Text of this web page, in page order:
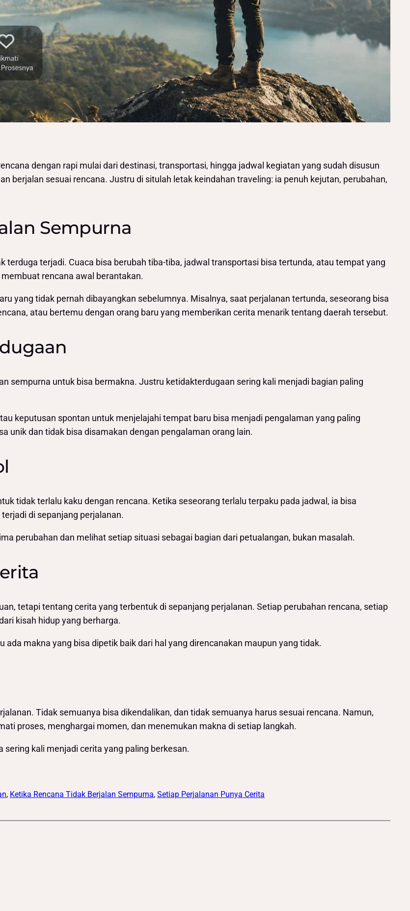
dengan rapi mulai dari destinasi, transportasi, hingga jadwal kegiatan yang sudah disusun
berjalan sesuai rencana. Justru di situlah letak keindahan traveling: ia penuh kejutan, perubahan,
Sempurna
terduga terjadi. Cuaca bisa berubah tiba-tiba, jadwal transportasi bisa tertunda, atau tempat yang
rencana awal berantakan.
yang tidak pernah dibayangkan sebelumnya. Misalnya, saat perjalanan tertunda, seseorang bisa
atau bertemu dengan orang baru yang memberikan cerita menarik tentang daerah tersebut.
sempurna untuk bisa bermakna. Justru ketidakterdugaan sering kali menjadi bagian paling
keputusan spontan untuk menjelajahi tempat baru bisa menjadi pengalaman yang paling
unik dan tidak bisa disamakan dengan pengalaman orang lain.
tidak terlalu kaku dengan rencana. Ketika seseorang terlalu terpaku pada jadwal, ia bisa
di sepanjang perjalanan.
perubahan dan melihat setiap situasi sebagai bagian dari petualangan, bukan masalah.
tetapi tentang cerita yang terbentuk di sepanjang perjalanan. Setiap perubahan rencana, setiap
kisah hidup yang berharga.
ada makna yang bisa dipetik baik dari hal yang direncanakan maupun yang tidak.
Tidak semuanya bisa dikendalikan, dan tidak semuanya harus sesuai rencana. Namun,
proses, menghargai momen, dan menemukan makna di setiap langkah.
sering kali menjadi cerita yang paling berkesan.
, Ketika Rencana Tidak Berjalan Sempurna, Setiap Perjalanan Punya Cerita